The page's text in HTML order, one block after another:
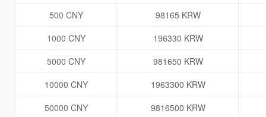
500 CNY
98165 KRW
1000 CNY
196330 KRW
5000 CNY
981650 KRW
10000 CNY
1963300 KRW
50000 CNY
9816500 KRW